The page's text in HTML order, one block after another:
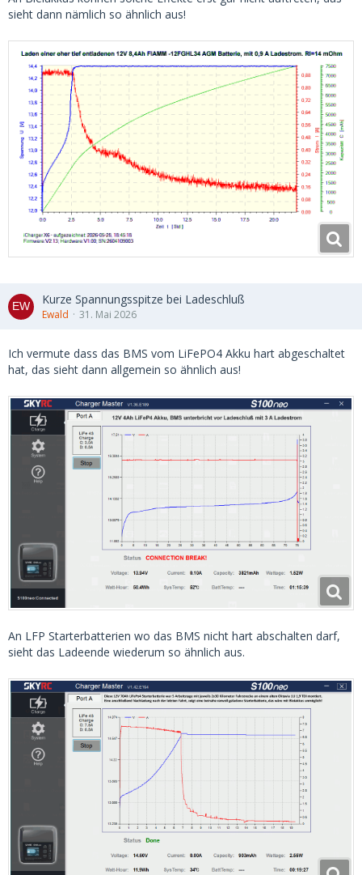
sieht dann nämlich so ähnlich aus!
Kurze Spannungsspitze bei Ladeschluß
Ewald 31. Mai 2026
Ich vermute dass das BMS vom LiFePO4 Akku hart abgeschaltet
hat, das sieht dann allgemein so ähnlich aus!
An LFP Starterbatterien wo das BMS nicht hart abschalten darf,
sieht das Ladeende wiederum so ähnlich aus.